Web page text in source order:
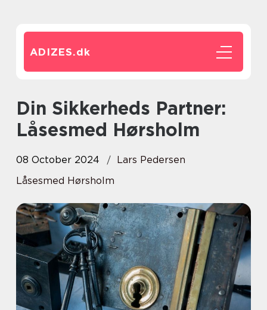
ADIZES.dk
Din Sikkerheds Partner:
Låsesmed Hørsholm
08 October 2024
Lars Pedersen
Låsesmed Hørsholm